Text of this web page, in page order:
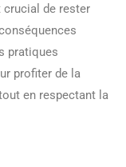
crucial de rester
pratiques
profiter de la
en respectant la